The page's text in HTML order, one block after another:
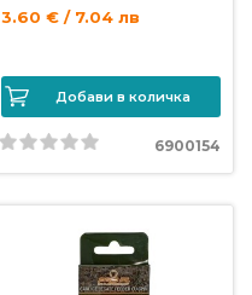
3.60 € / 7.04 лв
Добави в количка
6900154